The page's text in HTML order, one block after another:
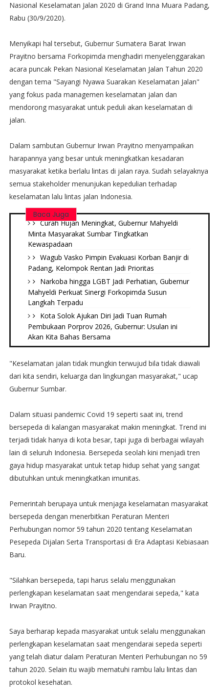
Nasional Keselamatan Jalan 2020 di Grand Inna Muara Padang,
Rabu (30/9/2020).
Menyikapi hal tersebut, Gubernur Sumatera Barat Irwan
Prayitno bersama Forkopimda menghadiri menyelenggarakan
acara puncak Pekan Nasional Keselamatan Jalan Tahun 2020
dengan tema "Sayangi Nyawa Suarakan Keselamatan Jalan"
yang fokus pada managemen keselamatan jalan dan
mendorong masyarakat untuk peduli akan keselamatan di
jalan.
Dalam sambutan Gubernur Irwan Prayitno menyampaikan
harapannya yang besar untuk meningkatkan kesadaran
masyarakat ketika berlalu lintas di jalan raya. Sudah selayaknya
semua stakeholder menunjukan kepedulian terhadap
keselamatan lalu lintas jalan Indonesia.
Baca Juga
Curah Hujan Meningkat, Gubernur Mahyeldi
Minta Masyarakat Sumbar Tingkatkan
Kewaspadaan
Wagub Vasko Pimpin Evakuasi Korban Banjir di
Padang, Kelompok Rentan Jadi Prioritas
Narkoba hingga LGBT Jadi Perhatian, Gubernur
Mahyeldi Perkuat Sinergi Forkopimda Susun
Langkah Terpadu
Kota Solok Ajukan Diri Jadi Tuan Rumah
Pembukaan Porprov 2026, Gubernur: Usulan ini
Akan Kita Bahas Bersama
"Keselamatan jalan tidak mungkin terwujud bila tidak diawali
dari kita sendiri, keluarga dan lingkungan masyarakat," ucap
Gubernur Sumbar.
Dalam situasi pandemic Covid 19 seperti saat ini, trend
bersepeda di kalangan masyarakat makin meningkat. Trend ini
terjadi tidak hanya di kota besar, tapi juga di berbagai wilayah
lain di seluruh Indonesia. Bersepeda seolah kini menjadi tren
gaya hidup masyarakat untuk tetap hidup sehat yang sangat
dibutuhkan untuk meningkatkan imunitas.
Pemerintah berupaya untuk menjaga keselamatan masyarakat
bersepeda dengan menerbitkan Peraturan Menteri
Perhubungan nomor 59 tahun 2020 tentang Keselamatan
Pesepeda Dijalan Serta Transportasi di Era Adaptasi Kebiasaan
Baru.
"Silahkan bersepeda, tapi harus selalu menggunakan
perlengkapan keselamatan saat mengendarai sepeda," kata
Irwan Prayitno.
Saya berharap kepada masyarakat untuk selalu menggunakan
perlengkapan keselamatan saat mengendarai sepeda seperti
yang telah diatur dalam Peraturan Menteri Perhubungan no 59
tahun 2020. Selain itu wajib mematuhi rambu lalu lintas dan
protokol kesehatan.